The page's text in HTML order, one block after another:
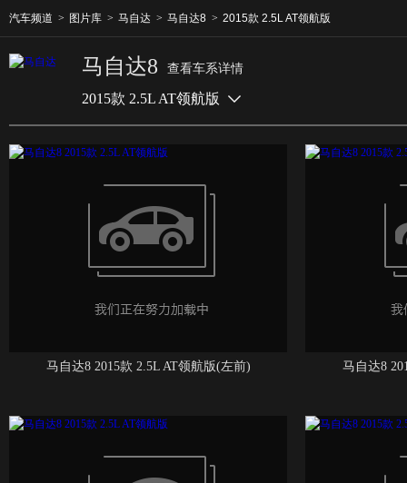
汽车频道 > 图片库 > 马自达 > 马自达8 > 2015款 2.5L AT领航版
马自达8 查看车系详情
2015款 2.5L AT领航版
马自达8 2015款 2.5L AT领航版(左前) 马自达8